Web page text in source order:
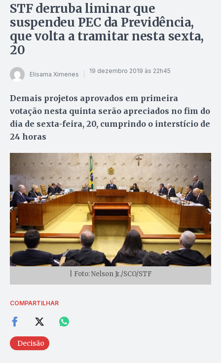
STF derruba liminar que
suspendeu PEC da Previdência,
que volta a tramitar nesta sexta,
20
Elisama Ximenes 19 dezembro 2019 às 22h45
Demais projetos aprovados em primeira
votação nesta quinta serão apreciados no fim do
dia de sexta-feira, 20, cumprindo o interstício de
24 horas
| Foto: Nelson Jr./SCO/STF
COMPARTILHAR
Decisão